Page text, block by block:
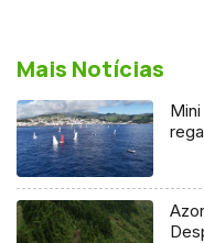
Mais Notícias